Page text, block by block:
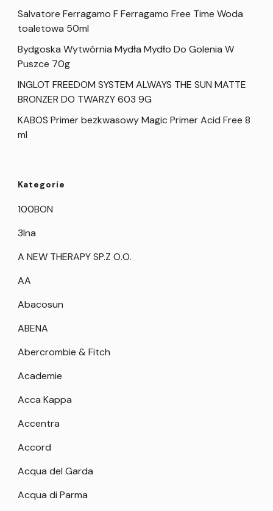
Salvatore Ferragamo F Ferragamo Free Time Woda
toaletowa 50ml
Bydgoska Wytwórnia Mydła Mydło Do Golenia W
Puszce 70g
INGLOT FREEDOM SYSTEM ALWAYS THE SUN MATTE
BRONZER DO TWARZY 603 9G
KABOS Primer bezkwasowy Magic Primer Acid Free 8
ml
Kategorie
100BON
3Ina
A NEW THERAPY SP.Z O.O.
AA
Abacosun
ABENA
Abercrombie & Fitch
Academie
Acca Kappa
Accentra
Accord
Acqua del Garda
Acqua di Parma